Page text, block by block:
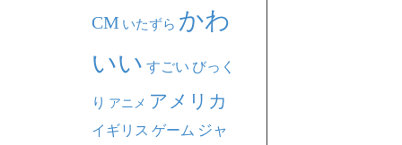
CM いたずら かわ
いい すごい びっく
り アニメ アメリカ
イギリス ゲーム ジャ